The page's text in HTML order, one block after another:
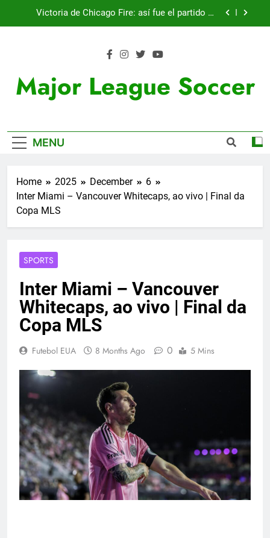
Victoria de Chicago Fire: así fue el partido de
Fichajes | Sergi Roberto ya tiene equipo
Nueva exhibición de un Leo Messi imparable
Major League Soccer
MENU
Home 2025 December
6
Inter Miami – Vancouver Whitecaps, ao vivo | Final da
Copa MLS
SPORTS
Inter Miami – Vancouver
Whitecaps, ao vivo | Final da
Copa MLS
Futebol EUA 8 Months Ago 0 5 Mins